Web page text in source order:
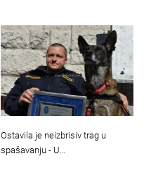
Ostavila je neizbrisiv trag u
spašavanju - U…